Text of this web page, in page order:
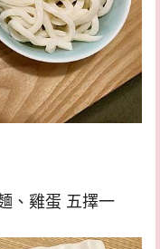
、雞蛋 五擇一